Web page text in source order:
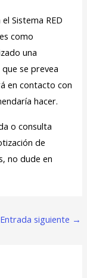
Sistema RED
como
una
se prevea
en contacto con
hacer.
o consulta
de
no dude en
Entrada siguiente →